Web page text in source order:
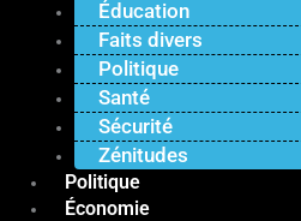
Éducation
Faits divers
Politique
Santé
Sécurité
Zénitudes
Politique
Économie